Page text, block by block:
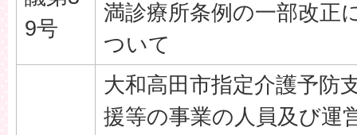
9号
満診療所条例の一部改正
ついて
大和高田市指定介護予防
援等の事業の人員及び運